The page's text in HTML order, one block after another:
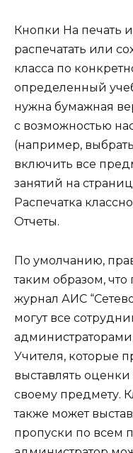
Кнопки На печать
распечатать или
класса по
определенный
нужна бумажная
с возможностью
(например,
включить все
занятий на
Распечатка
Отчеты.
По умолчанию,
таким образом,
журнал АИС
могут все
Учителя, которые
выставлять
своему предмету.
также может
пропуски по всем